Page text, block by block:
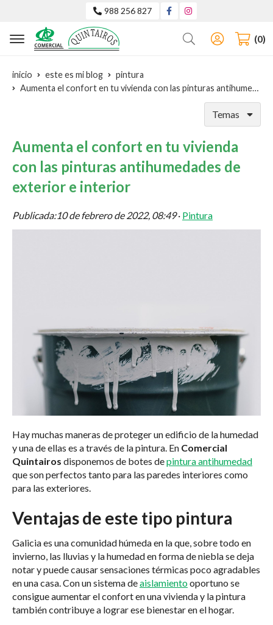
988 256 827
Buscar 0
inicio este es mi blog
pintura
Aumenta el confort en tu vivienda con las pinturas antihumedades de exterior e interior
Temas
Aumenta el confort en tu vivienda
con las pinturas antihumedades de
exterior e interior
Publicada:10 de febrero de 2022, 08:49· Pintura
Hay muchas maneras de proteger un edificio de la humedad
y una de ellas es a través de la pintura. En Comercial
Quintairos disponemos de botes depintura antihumedad
que son perfectos tanto para las paredes interiores como
para las exteriores.
Ventajas de este tipo pintura
Galicia es una comunidad húmeda en la que, sobre todo en
invierno, las lluvias y la humedad en forma de niebla se deja
notar y puede causar sensaciones térmicas poco agradables
en una casa. Con un sistema deaislamientooportuno se
consigue aumentar el confort en una vivienda y la pintura
también contribuye a lograr ese bienestar en el hogar.